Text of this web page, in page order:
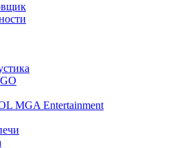
MGA Entertainment